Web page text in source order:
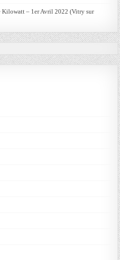
– 1er Avril 2022 (Vitry sur